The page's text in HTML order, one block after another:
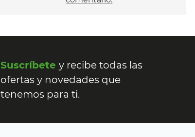
Suscríbetey recibe todas las
ofertas y novedades que
tenemos para ti.